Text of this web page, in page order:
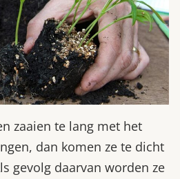
zaaien te lang met het
dan komen ze te dicht
gevolg daarvan worden ze